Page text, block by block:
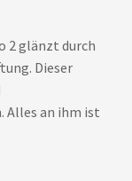
2 glänzt durch
Dieser
Alles an ihm ist